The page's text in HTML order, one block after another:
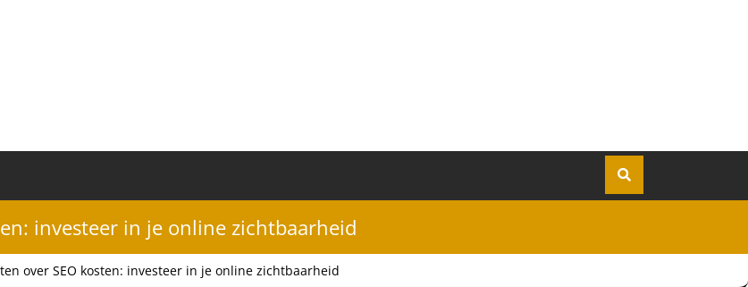
investeer in je online zichtbaarheid
over SEO kosten: investeer in je online zichtbaarheid